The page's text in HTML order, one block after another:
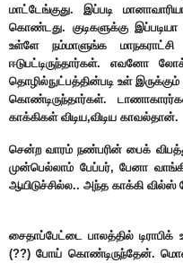
மாட்டேங்குது. இப்படி
கொண்டது. குடிகளுக்கு
உள்ளே நம்மாளுங்க
ஈடுபட்டிருந்தார்கள். எவனோ
தொழில்நுட்பத்தின்படி உள்
கொண்டிருந்தார்கள்.
காக்கிகள் விடிய,விடிய காவல்தான்.
சென்ற வாரம் நண்பரின் பைக்
முன்பெல்லாம் பேப்பர், பேனா
ஆயிடுச்சில்ல.. அந்த காக்கி
சைதாப்பேட்டை பாலத்தில்
(??) போய் கொண்டிருந்தேன்.